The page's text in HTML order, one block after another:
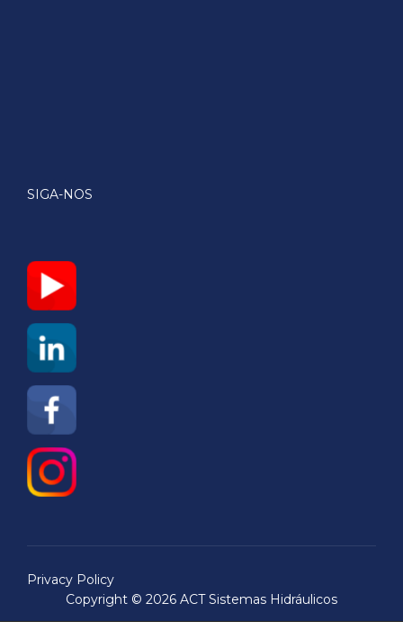
SIGA-NOS
Privacy Policy
Copyright © 2026 ACT Sistemas Hidráulicos